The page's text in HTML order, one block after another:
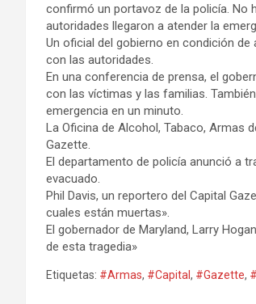
confirmó un portavoz de la policía. No
autoridades llegaron a atender la
Un oficial del gobierno en condición
con las autoridades.
En una conferencia de prensa, el
con las víctimas y las familias.
emergencia en un minuto.
La Oficina de Alcohol, Tabaco, Armas
Gazette.
El departamento de policía anunció a
evacuado.
Phil Davis, un reportero del Capital
cuales están muertas».
El gobernador de Maryland, Larry
de esta tragedia»
Etiquetas: #Armas, #Capital , #Gazette,